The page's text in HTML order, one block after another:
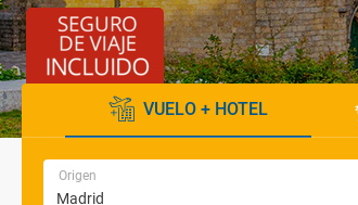
VUELO + HOTEL
Origen